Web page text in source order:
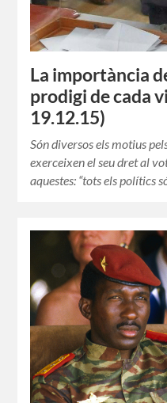
La importància
prodigi de cada
19.12.15)
Són diversos els motius
exerceixen el seu dret al
aquestes: “tots els polítics